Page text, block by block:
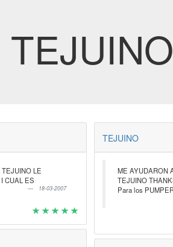
LE
CUAL ES
18-03-2007
TEJUINO
ME AYUDARON
TEJUINO
Para los